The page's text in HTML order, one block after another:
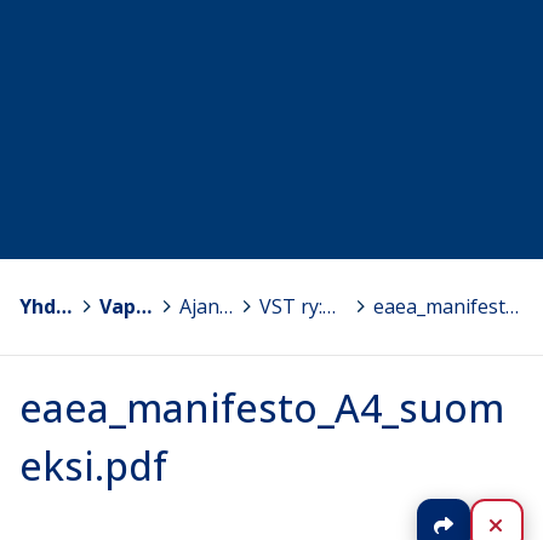
Yhdistykset Vapaa Sivistystyö ry Ajankohtaista - Aktuellt - Actualities VST ry:n kärkiteemat EU-vaaleissa ja Suomen pj-kauden aikana > eaea_manifesto_A4_suomeksi.pdf
eaea_manifesto_A4_suom
eksi.pdf
Jaa